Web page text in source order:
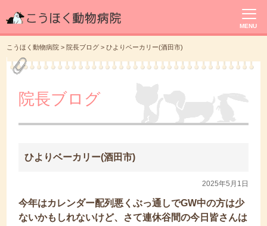
MENU
こうほく動物病院 >院長ブログ >ひよりベーカリー(酒田市)
院長ブログ
ひよりベーカリー(酒田市)
2025年5月1日
今年はカレンダー配列悪くぶっ通しでGW中の方は少
ないかもしれないけど、さて連休谷間の今日皆さんは